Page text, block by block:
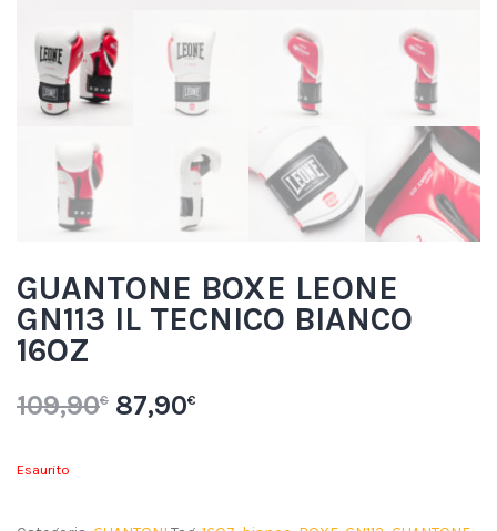
GUANTONE BOXE LEONE
GN113 IL TECNICO BIANCO
16OZ
109,90€ 87,90€
Esaurito